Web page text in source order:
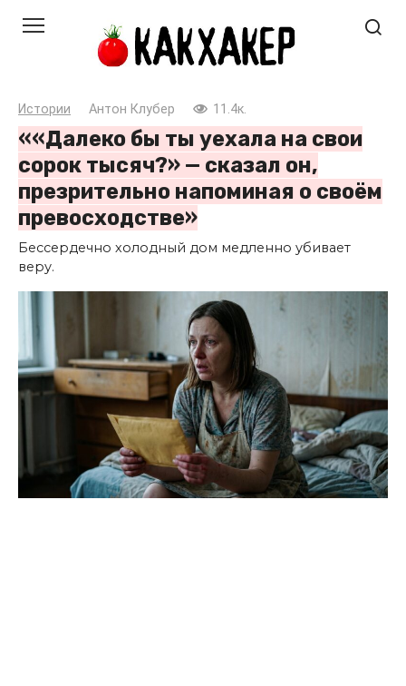
Истории Антон Клубер 11.4к.
««Далеко бы ты уехала на свои
сорок тысяч?» — сказал он,
презрительно напоминая о своём
превосходстве»
Бессердечно холодный дом медленно убивает
веру.